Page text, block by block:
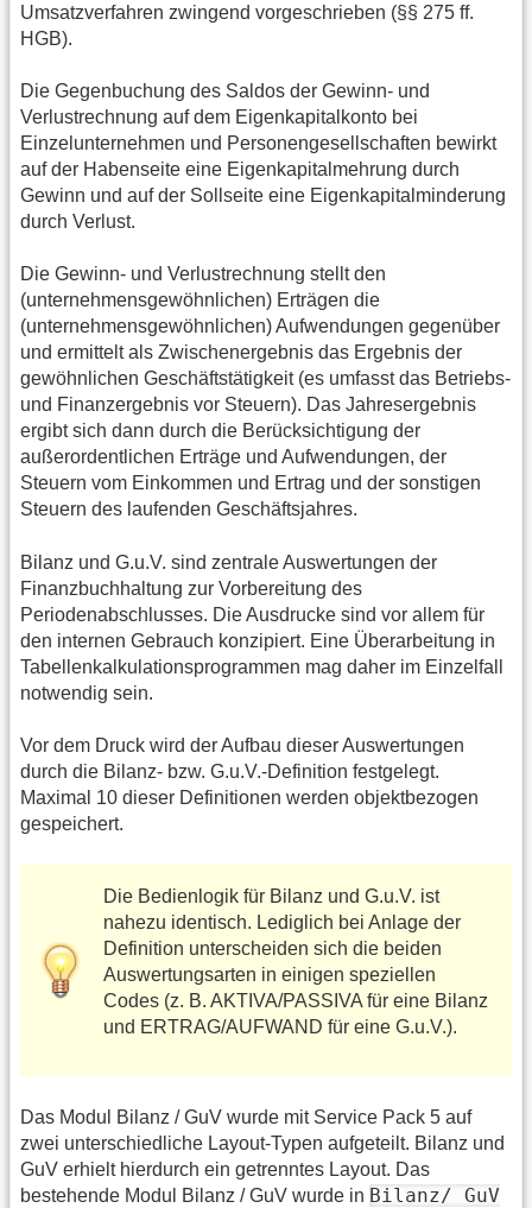
Umsatzverfahren zwingend vorgeschrieben (§§ 275 ff.
HGB).
Die Gegenbuchung des Saldos der Gewinn- und
Verlustrechnung auf dem Eigenkapitalkonto bei
Einzelunternehmen und Personengesellschaften bewirkt
auf der Habenseite eine Eigenkapitalmehrung durch
Gewinn und auf der Sollseite eine Eigenkapitalminderung
durch Verlust.
Die Gewinn- und Verlustrechnung stellt den
(unternehmensgewöhnlichen) Erträgen die
(unternehmensgewöhnlichen) Aufwendungen gegenüber
und ermittelt als Zwischenergebnis das Ergebnis der
gewöhnlichen Geschäftstätigkeit (es umfasst das Betriebs-
und Finanzergebnis vor Steuern). Das Jahresergebnis
ergibt sich dann durch die Berücksichtigung der
außerordentlichen Erträge und Aufwendungen, der
Steuern vom Einkommen und Ertrag und der sonstigen
Steuern des laufenden Geschäftsjahres.
Bilanz und G.u.V. sind zentrale Auswertungen der
Finanzbuchhaltung zur Vorbereitung des
Periodenabschlusses. Die Ausdrucke sind vor allem für
den internen Gebrauch konzipiert. Eine Überarbeitung in
Tabellenkalkulationsprogrammen mag daher im Einzelfall
notwendig sein.
Vor dem Druck wird der Aufbau dieser Auswertungen
durch die Bilanz- bzw. G.u.V.-Definition festgelegt.
Maximal 10 dieser Definitionen werden objektbezogen
gespeichert.
Die Bedienlogik für Bilanz und G.u.V. ist
nahezu identisch. Lediglich bei Anlage der
Definition unterscheiden sich die beiden
Auswertungsarten in einigen speziellen
Codes (z. B. AKTIVA/PASSIVA für eine Bilanz
und ERTRAG/AUFWAND für eine G.u.V.).
Das Modul Bilanz / GuV wurde mit Service Pack 5 auf
zwei unterschiedliche Layout-Typen aufgeteilt. Bilanz und
GuV erhielt hierdurch ein getrenntes Layout. Das
bestehende Modul Bilanz / GuV wurde in Bilanz/ GuV